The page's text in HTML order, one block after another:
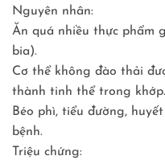
Nguyên nhân:
Ăn quá nhiều thực phẩm
bia).
Cơ thể không đào thải
thành tinh thể trong khớp.
Béo phì, tiểu đường,
bệnh.
Triệu chứng: